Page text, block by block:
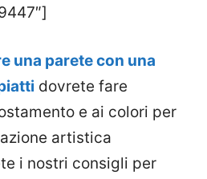
una parete con una
dovrete fare
e ai colori per
artistica
i nostri consigli per